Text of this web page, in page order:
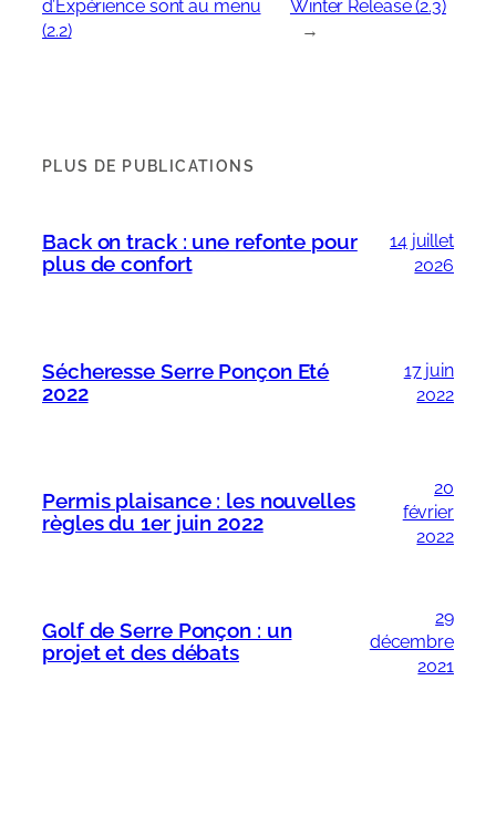
d’Expérience sont au menu
(2.2)
Winter Release (2.3)
→
PLUS DE PUBLICATIONS
Back on track : une refonte pour
plus de confort
14 juillet
2026
Sécheresse Serre Ponçon Eté
2022
17 juin
2022
Permis plaisance : les nouvelles
règles du 1er juin 2022
20
février
2022
Golf de Serre Ponçon : un
projet et des débats
29
décembre
2021